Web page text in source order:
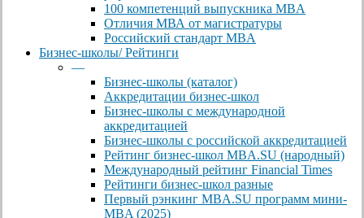
100 компетенций выпускника MBA
Отличия МВА от магистратуры
Российский стандарт MBA
Бизнес-школы/ Рейтинги
—
Бизнес-школы (каталог)
Аккредитации бизнес-школ
Бизнес-школы с международной
аккредитацией
Бизнес-школы с российской аккредитацией
Рейтинг бизнес-школ MBA.SU (народный)
Международный рейтинг Financial Times
Рейтинги бизнес-школ разные
Первый рэнкинг MBA.SU программ мини-
MBA (2025)